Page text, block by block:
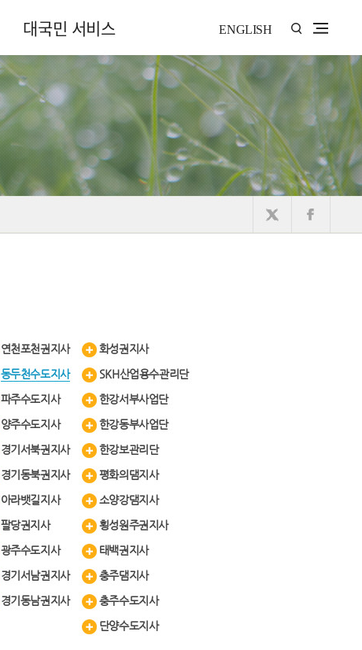
대국민 서비스 ENGLISH
연천포천권지사
동두천수도지사
파주수도지사
양주수도지사
경기서북권지사
경기동북권지사
아라뱃길지사
팔당권지사
광주수도지사
경기서남권지사
경기동남권지사
화성권지사
SKH산업용수관리단
한강서부사업단
한강동부사업단
한강보관리단
평화의댐지사
소양강댐지사
횡성원주권지사
태백권지사
충주댐지사
충주수도지사
단양수도지사